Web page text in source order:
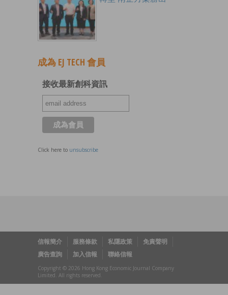
成為 EJ TECH 會員
接收最新創科資訊
Click here to unsubscribe
信報簡介 服務條款 私隱政策
免責聲明
廣告查詢
加入信報 聯絡信報
Copyright © 2026 Hong Kong Economic Journal Company
Limited. All rights reserved.